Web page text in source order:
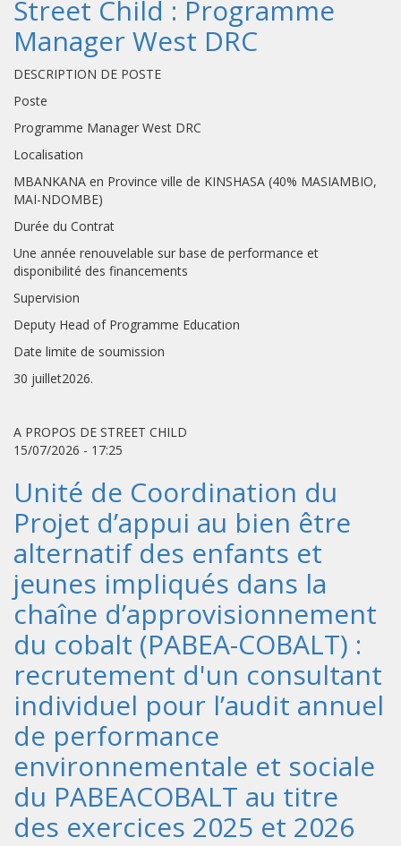
Street Child : Programme
Manager West DRC
DESCRIPTION DE POSTE
Poste
Programme Manager West DRC
Localisation
MBANKANA en Province ville de KINSHASA (40% MASIAMBIO,
MAI-NDOMBE)
Durée du Contrat
Une année renouvelable sur base de performance et
disponibilité des financements
Supervision
Deputy Head of Programme Education
Date limite de soumission
30 juillet2026.
A PROPOS DE STREET CHILD
15/07/2026 - 17:25
Unité de Coordination du
Projet d’appui au bien être
alternatif des enfants et
jeunes impliqués dans la
chaîne d’approvisionnement
du cobalt (PABEA-COBALT) :
recrutement d'un consultant
individuel pour l’audit annuel
de performance
environnementale et sociale
du PABEACOBALT au titre
des exercices 2025 et 2026